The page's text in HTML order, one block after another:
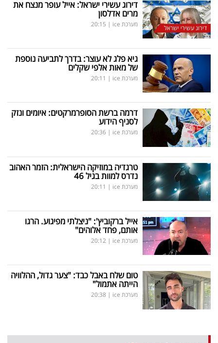
דירוג עשירי ישראל
דירוג עשירי ישראל: אייל עופר מנצח את
מרים אדלסון
מערכת ice |
20:15
גיא פלג לא עוצר: בדרך לתביעה נוספת
של מאות אלפי שקלים
מערכת ice |
20:11
דרמה ברשת הסופרמרקטים: איומים ונזק
לסניף הידוע
מערכת ice |
20:36
טרגדיה במוזיקה הישראלית: הזמר האהוב
נדרס למוות בגיל 46
מערכת ice |
20:11
אייל ברקוביץ': "ניצלתי מפיגוע. הרגו
אותם, פחד אלוהים"
מערכת ice |
20:12
טום שלח באבל כבד: "צער גדול, ההלוויה
הייתה אתמול"
מערכת ice |
20:38